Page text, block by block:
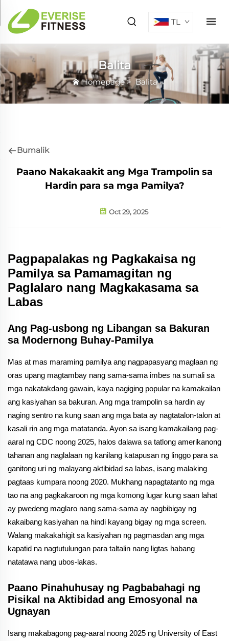
TL
Balita
Homepage>Balita
Bumalik
Paano Nakakaakit ang Mga Trampolin sa
Hardin para sa mga Pamilya?
Oct 29, 2025
Pagpapalakas ng Pagkakaisa ng
Pamilya sa Pamamagitan ng
Paglalaro nang Magkakasama sa
Labas
Ang Pag-usbong ng Libangan sa Bakuran
sa Modernong Buhay-Pamilya
Mas at mas maraming pamilya ang nagpapasyang maglaan ng
oras upang magtambay nang sama-sama imbes na sumali sa
mga nakatakdang gawain, kaya nagiging popular na kamakailan
ang kasiyahan sa bakuran. Ang mga trampolin sa hardin ay
naging sentro na kung saan ang mga bata ay nagtatalon-talon at
kasali rin ang mga matatanda. Ayon sa isang kamakailang pag-
aaral ng CDC noong 2025, halos dalawa sa tatlong amerikanong
tahanan ang naglalaan ng kanilang katapusan ng linggo para sa
ganitong uri ng malayang aktibidad sa labas, isang malaking
pagtaas kumpara noong 2020. Mukhang napagtatanto ng mga
tao na ang pagkakaroon ng mga komong lugar kung saan lahat
ay pwedeng maglaro nang sama-sama ay nagbibigay ng
kakaibang kasiyahan na hindi kayang bigay ng mga screen.
Walang makakahigit sa kasiyahan ng pagmasdan ang mga
kapatid na nagtutulungan para taltalin nang ligtas habang
natatawa nang ubos-lakas.
Paano Pinahuhusay ng Pagbabahagi ng
Pisikal na Aktibidad ang Emosyonal na
Ugnayan
Isang makabagong pag-aaral noong 2025 ng University of East